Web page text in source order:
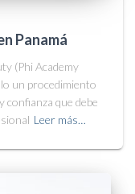
Panamá
(Phi Academy
un procedimiento
confianza que debe
Leer más…